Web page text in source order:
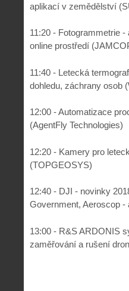
aplikací v zemědělství
11:20 - Fotogrammetrie
online prostředí
11:40 - Letecká
dohledu, záchrany osob
12:00 - Automatizace
(AgentFly Technologies)
12:20 - Kamery pro
(TOPGEOSYS)
12:40 - DJI - novinky
Government, Aeroscop -
13:00 - R&S ARDONIS
zaměřování a rušení